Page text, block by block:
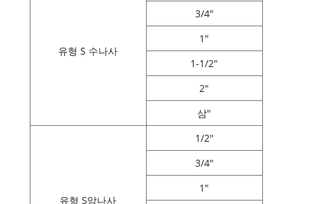
유형 S 수나사
3/4"
1"
1-1/2"
2"
삼"
유형 S암나사
1/2"
3/4"
1"